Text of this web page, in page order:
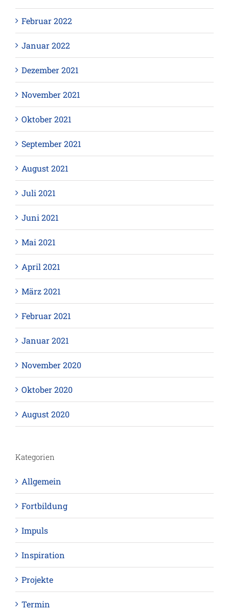
Februar 2022
Januar 2022
Dezember 2021
November 2021
Oktober 2021
September 2021
August 2021
Juli 2021
Juni 2021
Mai 2021
April 2021
März 2021
Februar 2021
Januar 2021
November 2020
Oktober 2020
August 2020
Kategorien
Allgemein
Fortbildung
Impuls
Inspiration
Projekte
Termin